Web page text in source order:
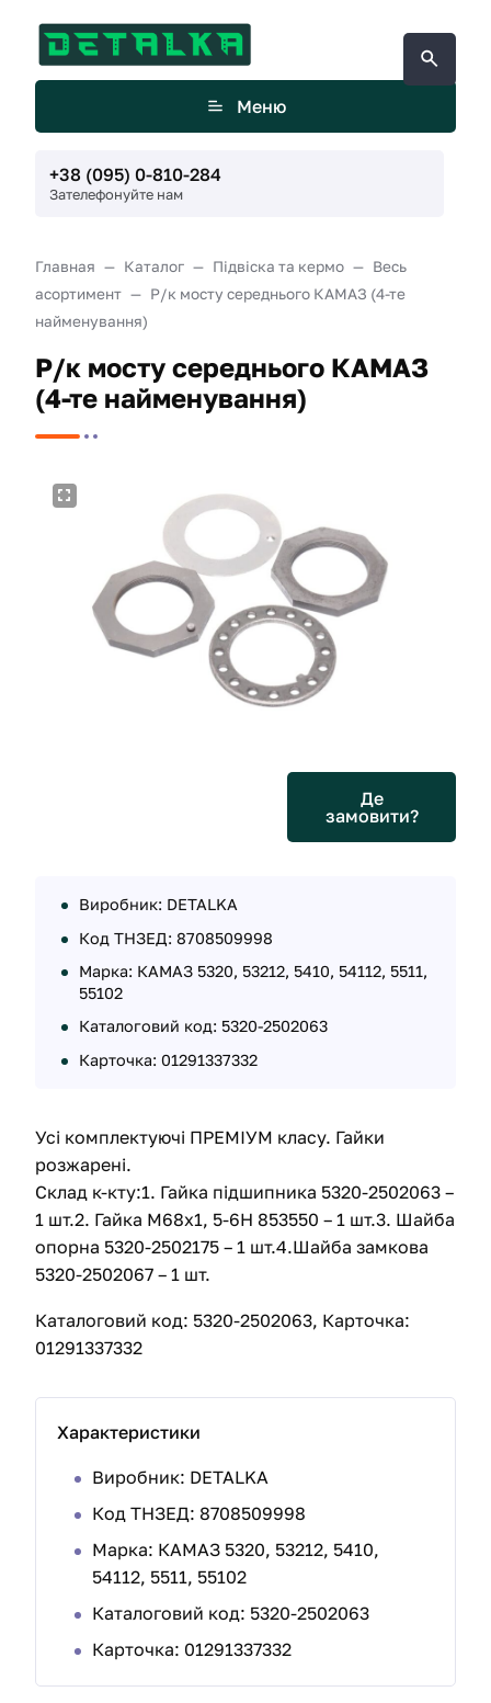
Меню
+38 (095) 0-810-284
Зателефонуйте нам
Главная Каталог Підвіска та кермо
Весь
асортимент
Р/к мосту середнього КАМАЗ (4-те
найменування)
Р/к мосту середнього КАМАЗ
(4-те найменування)
Де
замовити?
Виробник: DETALKA
Код ТНЗЕД: 8708509998
Марка: КАМАЗ 5320, 53212, 5410, 54112, 5511,
55102
Каталоговий код: 5320-2502063
Карточка: 01291337332
Усі комплектуючі ПРЕМІУМ класу. Гайки
розжарені.
Склад к-кту:1. Гайка підшипника 5320-2502063 –
1 шт.2. Гайка М68х1, 5-6Н 853550 – 1 шт.3. Шайба
опорна 5320-2502175 – 1 шт.4.Шайба замкова
5320-2502067 – 1 шт.
Каталоговий код: 5320-2502063, Карточка:
01291337332
Характеристики
Виробник: DETALKA
Код ТНЗЕД: 8708509998
Марка: КАМАЗ 5320, 53212, 5410,
54112, 5511, 55102
Каталоговий код: 5320-2502063
Карточка: 01291337332